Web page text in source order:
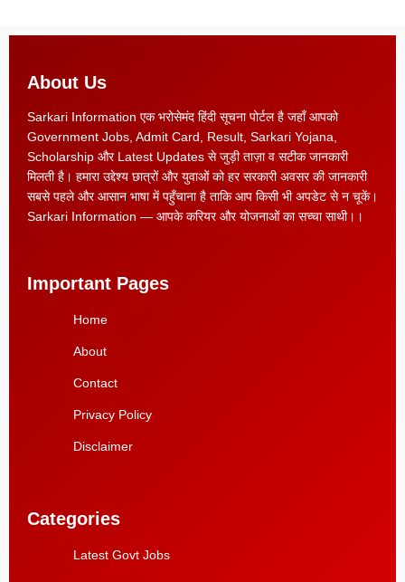
About Us
Sarkari Information एक भरोसेमंद हिंदी सूचना पोर्टल है जहाँ आपको
Government Jobs, Admit Card, Result, Sarkari Yojana,
Scholarship और Latest Updates से जुड़ी ताज़ा व सटीक जानकारी
मिलती है। हमारा उद्देश्य छात्रों और युवाओं को हर सरकारी अवसर की जानकारी
सबसे पहले और आसान भाषा में पहुँचाना है ताकि आप किसी भी अपडेट से न चूकें।
Sarkari Information — आपके करियर और योजनाओं का सच्चा साथी।।
Important Pages
Home
About
Contact
Privacy Policy
Disclaimer
Categories
Latest Govt Jobs